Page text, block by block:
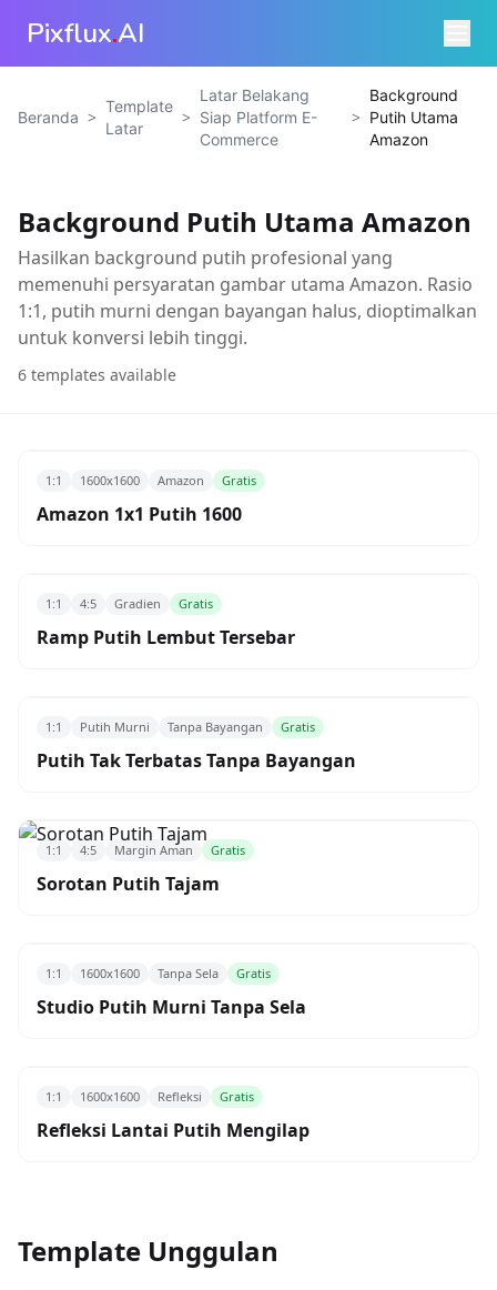
Pixflux.AI
Beranda >
Template
Latar
>
Latar Belakang
Siap Platform E-
Commerce
>
Background
Putih Utama
Amazon
Background Putih Utama Amazon
Hasilkan background putih profesional yang
memenuhi persyaratan gambar utama Amazon. Rasio
1:1, putih murni dengan bayangan halus, dioptimalkan
untuk konversi lebih tinggi.
6 templates available
1:1 1600x1600 Amazon Gratis
Amazon 1x1 Putih 1600
1:1 4:5 Gradien Gratis
Ramp Putih Lembut Tersebar
1:1 Putih Murni Tanpa Bayangan Gratis
Putih Tak Terbatas Tanpa Bayangan
1:1 4:5 Margin Aman Gratis
Sorotan Putih Tajam
1:1 1600x1600 Tanpa Sela Gratis
Studio Putih Murni Tanpa Sela
1:1 1600x1600 Refleksi Gratis
Refleksi Lantai Putih Mengilap
Template Unggulan